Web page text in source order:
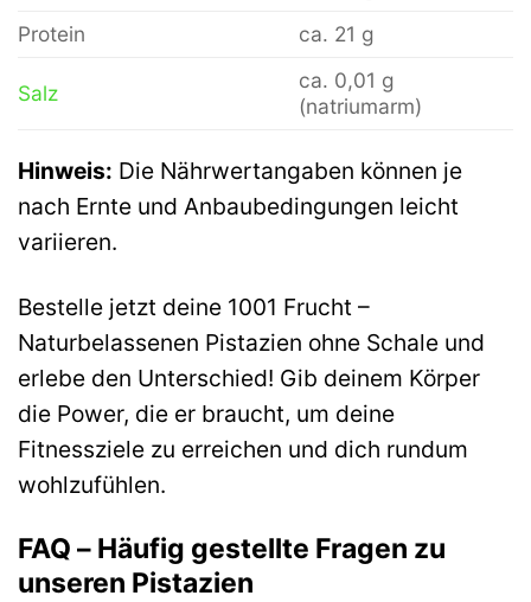
Protein
ca. 21 g
Salz
ca. 0,01 g
(natriumarm)
Hinweis: Die Nährwertangaben können je
nach Ernte und Anbaubedingungen leicht
variieren.
Bestelle jetzt deine 1001 Frucht –
Naturbelassenen Pistazien ohne Schale und
erlebe den Unterschied! Gib deinem Körper
die Power, die er braucht, um deine
Fitnessziele zu erreichen und dich rundum
wohlzufühlen.
FAQ – Häufig gestellte Fragen zu
unseren Pistazien